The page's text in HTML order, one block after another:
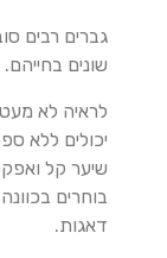
גברים רבים
שונים
לראיה לא
יכולים ללא
שיער קל
בוחרים
דאגות.